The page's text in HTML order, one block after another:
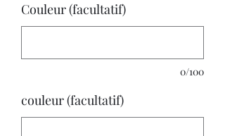
Couleur (facultatif)
0/100
couleur (facultatif)